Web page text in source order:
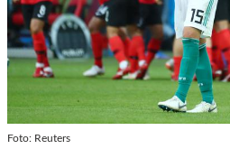
Foto: Reuters